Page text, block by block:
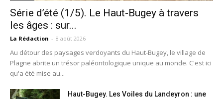
Série d’été (1/5). Le Haut-Bugey à travers
les âges : sur...
La Rédaction - 8 août 2026
Au détour des paysages verdoyants du Haut-Bugey, le village de
Plagne abrite un trésor paléontologique unique au monde. C'est ici
qu'a été mise au...
Haut-Bugey. Les Voiles du Landeyron : une